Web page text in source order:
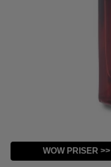
WOW PRISER >>